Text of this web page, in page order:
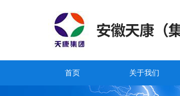
首页 关于我们